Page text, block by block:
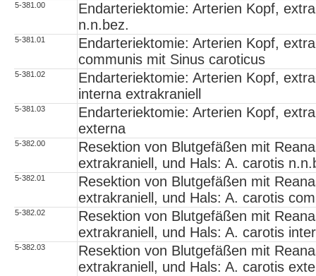
5-381.00
Endarteriektomie: Arterien Kopf,
n.n.bez.
5-381.01
Endarteriektomie: Arterien Kopf,
communis mit Sinus caroticus
5-381.02
Endarteriektomie: Arterien Kopf,
interna extrakraniell
5-381.03
Endarteriektomie: Arterien Kopf,
externa
5-382.00
Resektion von Blutgefäßen mit
extrakraniell, und Hals: A. carotis
5-382.01
Resektion von Blutgefäßen mit
extrakraniell, und Hals: A. carotis
5-382.02
Resektion von Blutgefäßen mit
extrakraniell, und Hals: A. carotis
5-382.03
Resektion von Blutgefäßen mit
extrakraniell, und Hals: A. carotis